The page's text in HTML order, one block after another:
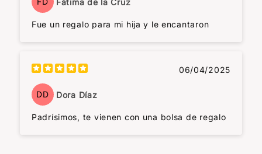
Fue un regalo para mi hija y le encantaron
06/04/2025
DD Dora Díaz
Padrísimos, te vienen con una bolsa de regalo